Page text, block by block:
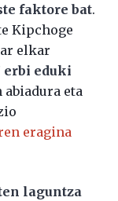
faktore bat.
Kipchoge
elkar
erbi eduki
abiadura eta
eragina
laguntza